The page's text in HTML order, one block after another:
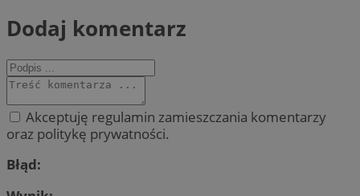
Dodaj komentarz
Akceptuję regulamin zamieszczania komentarzy
oraz politykę prywatności.
Błąd: